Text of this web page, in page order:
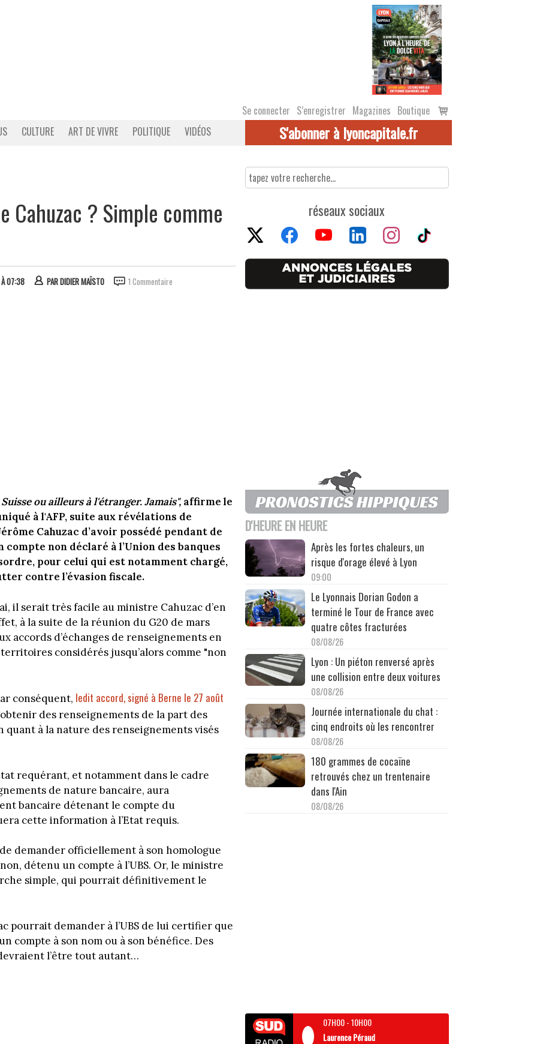
Se connecter S’enregistrer Magazines Boutique
Voir
le
CULTURE ART DE VIVRE POLITIQUE VIDÉOS S'abonner à lyoncapitale.fr
Cahuzac ? Simple comme
À 07:38 PARDIDIER MAÏSTO 1 Commentaire
ou ailleurs à l'étranger. Jamais", affirme le
à l'AFP, suite aux révélations de
Cahuzac d’avoir possédé pendant de
compte non déclaré à l’Union des banques
pour celui qui est notamment chargé,
contre l’évasion fiscale.
il serait très facile au ministre Cahuzac d’en
à la suite de la réunion du G20 de mars
accords d’échanges de renseignements en
considérés jusqu’alors comme "non
conséquent, ledit accord, signé à Berne le 27 août
des renseignements de la part des
quant à la nature des renseignements visés
requérant, et notamment dans le cadre
de nature bancaire, aura
bancaire détenant le compte du
cette information à l’Etat requis.
demander officiellement à son homologue
détenu un compte à l’UBS. Or, le ministre
simple, qui pourrait définitivement le
pourrait demander à l’UBS de lui certifier que
compte à son nom ou à son bénéfice. Des
l’être tout autant…
réseaux sociaux
D'HEURE EN HEURE
Après les fortes chaleurs, un
risque d'orage élevé à Lyon
09:00
Le Lyonnais Dorian Godon a
terminé le Tour de France avec
quatre côtes fracturées
08/08/26
Lyon : Un piéton renversé après
une collision entre deux voitures
08/08/26
Journée internationale du chat :
cinq endroits où les rencontrer
08/08/26
180 grammes de cocaïne
retrouvés chez un trentenaire
dans l'Ain
08/08/26
07H00-10H00
Laurence Péraud